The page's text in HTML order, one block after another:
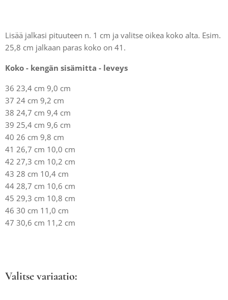
Lisää jalkasi pituuteen n. 1 cm ja valitse oikea koko alta. Esim.
25,8 cm jalkaan paras koko on 41.
Koko - kengän sisämitta - leveys
36 23,4 cm 9,0 cm
37 24 cm 9,2 cm
38 24,7 cm 9,4 cm
39 25,4 cm 9,6 cm
40 26 cm 9,8 cm
41 26,7 cm 10,0 cm
42 27,3 cm 10,2 cm
43 28 cm 10,4 cm
44 28,7 cm 10,6 cm
45 29,3 cm 10,8 cm
46 30 cm 11,0 cm
47 30,6 cm 11,2 cm
Valitse variaatio: